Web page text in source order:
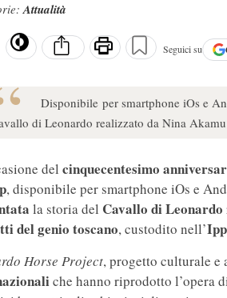
Attualità
Seguici su
Disponibile per smartphone iOs e
di Leonardo realizzato da Nina
del cinquecentesimo
, disponibile per smartphone iOs e
la storia del Cavallo di Leonardo
del genio toscano, custodito nell’
Horse Project, progetto culturale e
che hanno riprodotto l’opera